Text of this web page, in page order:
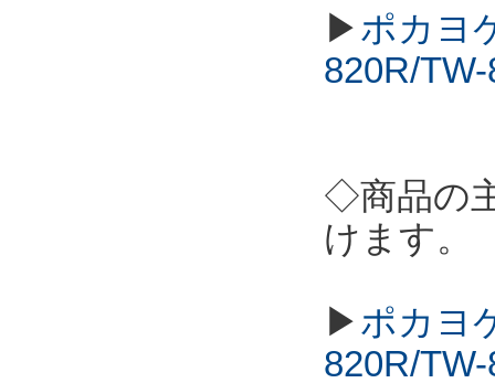
▶ポカヨ
820R/
◇商品の
けます。
▶ポカヨ
820R/